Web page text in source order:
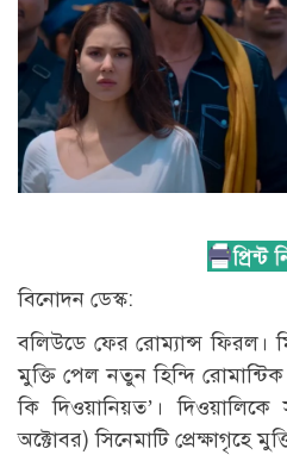
বিনোদন ডেস্ক:
বলিউডে ফের রোম্যান্স ফিরল।
মুক্তি পেল নতুন হিন্দি
কি দিওয়ানিয়ত’।
অক্টোবর) সিনেমাটি প্রেক্ষাগৃহে